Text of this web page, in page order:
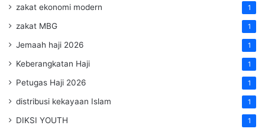
zakat ekonomi modern 1
zakat MBG 1
Jemaah haji 2026 1
Keberangkatan Haji 1
Petugas Haji 2026 1
distribusi kekayaan Islam 1
DIKSI YOUTH 1